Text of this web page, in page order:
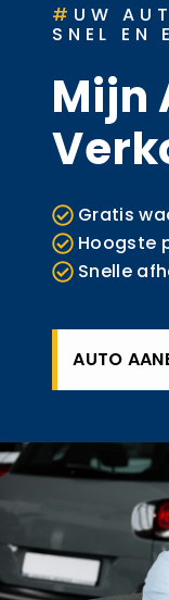
# UW
SNEL EN
Mijn
Gratis
Hoogste
Snelle
AUTO